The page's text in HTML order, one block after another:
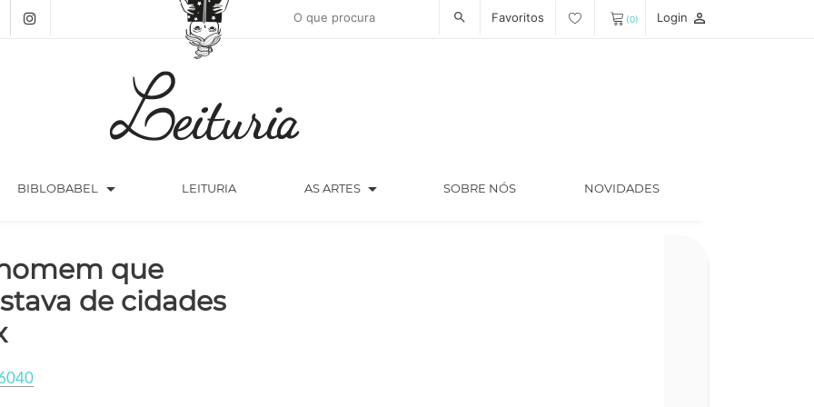
search Favoritos (0) Login person_outline
BIBLOBABEL arrow_drop_down LEITURIA AS ARTES arrow_drop_down SOBRE NÓS NOVIDADES
que
de cidades